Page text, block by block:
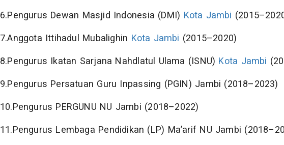
6.Pengurus Dewan Masjid Indonesia (DMI) Kota Jambi
7.Anggota Ittihadul Mubalighin Kota Jambi (2015–2020)
8.Pengurus Ikatan Sarjana Nahdlatul Ulama (ISNU) Kota Jambi
9.Pengurus Persatuan Guru Inpassing (PGIN) Jambi (2018–2023)
10.Pengurus PERGUNU NU Jambi (2018–2022)
11.Pengurus Lembaga Pendidikan (LP) Ma’arif NU Jambi